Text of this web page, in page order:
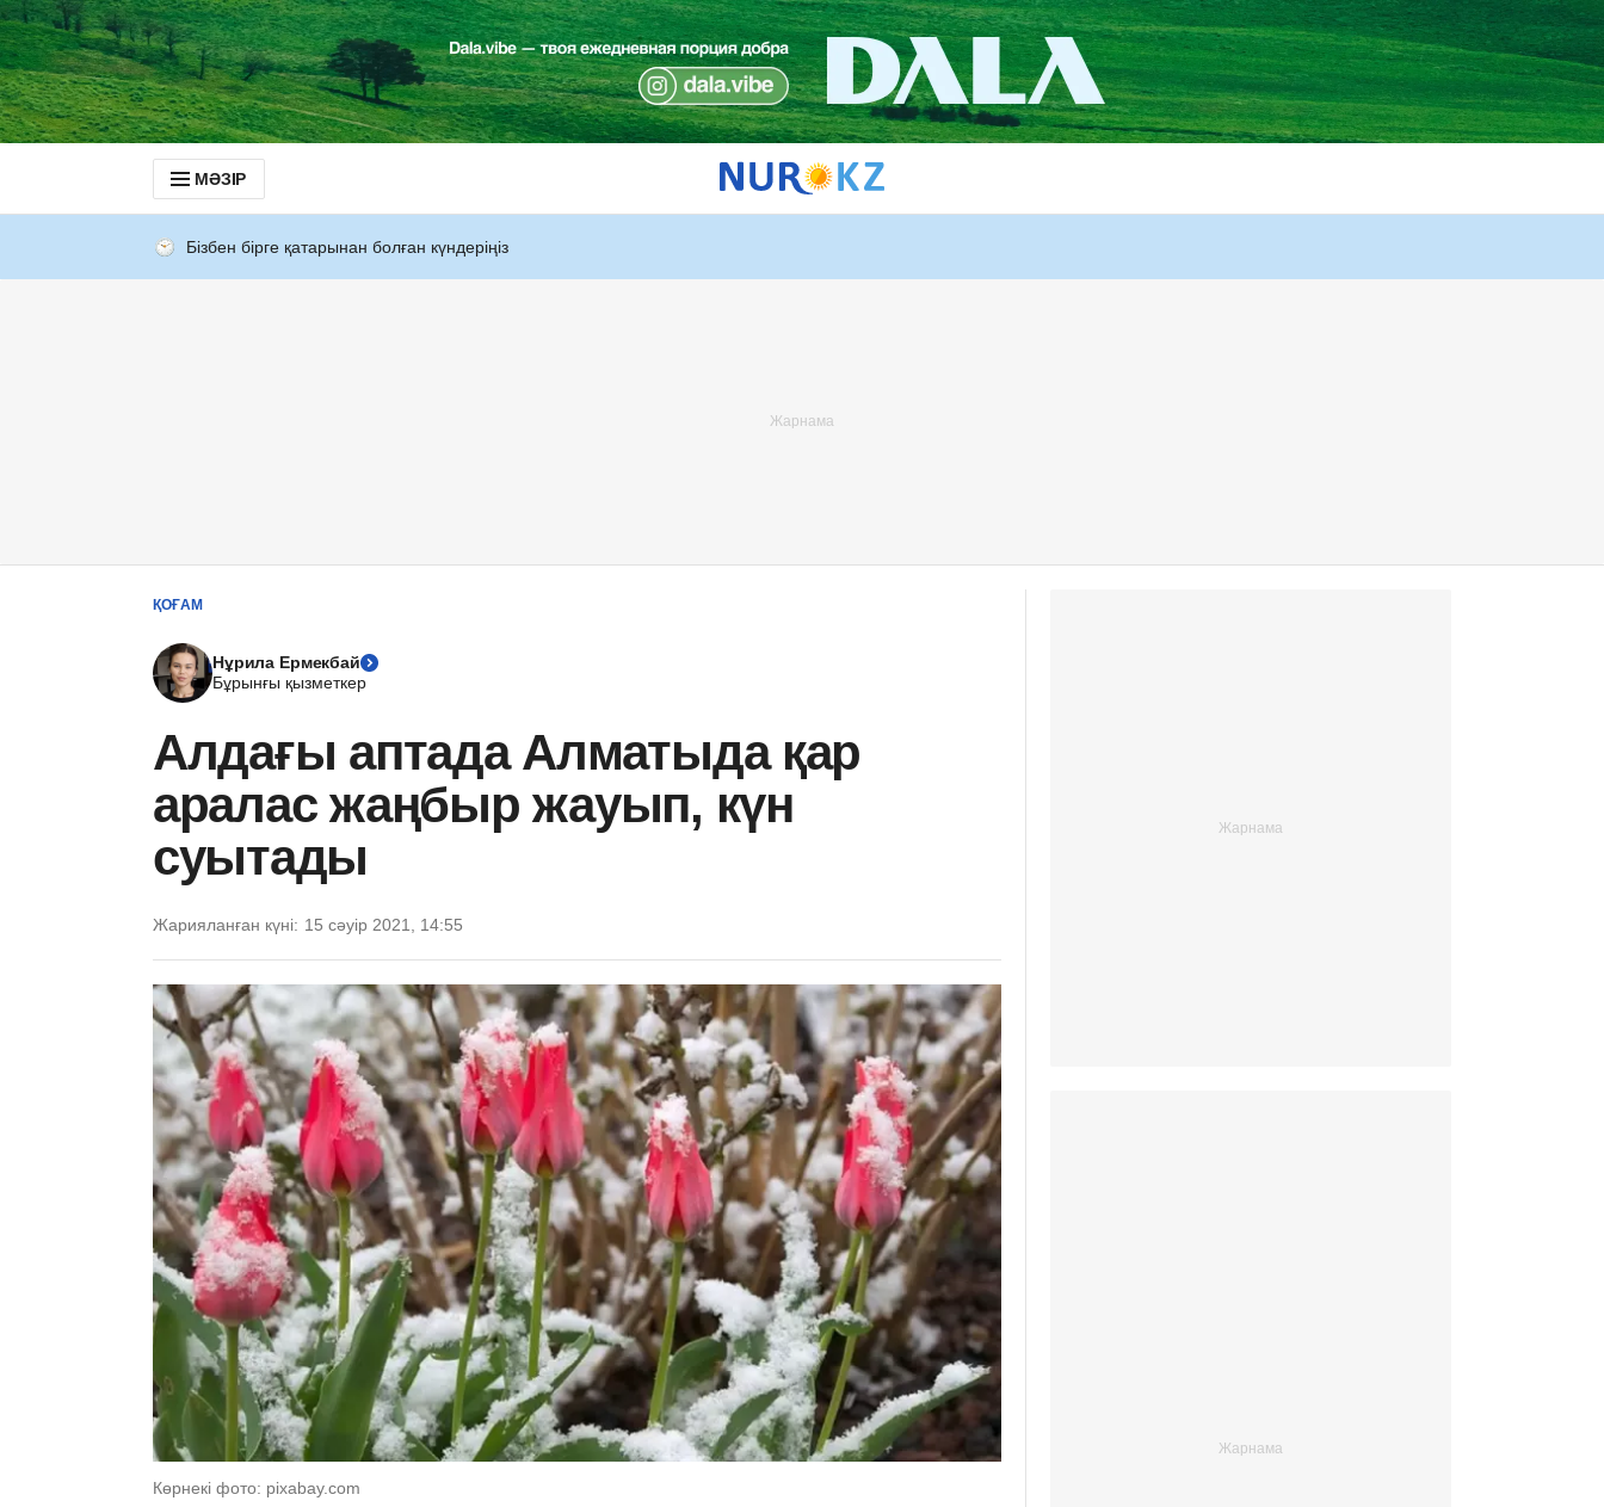
МӘЗІР
Бізбен бірге қатарынан болған күндеріңіз
ҚОҒАМ
Нұрила Ермекбай
Бұрынғы қызметкер
Алдағы аптада Алматыда қар
аралас жаңбыр жауып, күн
суытады
Жарияланған күні: 15 сәуір 2021, 14:55
Көрнекі фото: pixabay.com